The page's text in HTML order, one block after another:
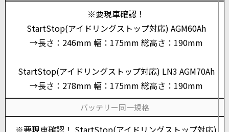
※要現車確認！
StartStop(アイドリングストップ対応) AGM60Ah
→長さ：246mm 幅：175mm 総高さ：190mm
StartStop(アイドリングストップ対応) LN3 AGM70Ah
→長さ：278mm 幅：175mm 総高さ：190mm
バッテリー同一規格
※要現車確認！ StartStop(アイドリングストップ対応)